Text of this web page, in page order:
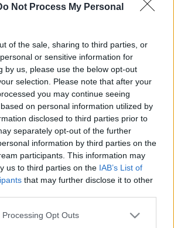
Not Process My Personal
of the sale, sharing to third parties, or
or sensitive information for
by us, please use the below opt-out
selection. Please note that after your
you may continue seeing
on personal information utilized by
disclosed to third parties prior to
separately opt-out of the further
information by third parties on the
participants. This information may
us to third parties on the IAB’s List of
that may further disclose it to other
website/app uses one or more Google
Opt Outs
tíz ember meghalt, több mint
ÉLETFOGYTIG TARTÓ
KAPOTT A BŐNYI
másodfokon a Győri Ítélőtábla tárgyalta.
ÍTÉLTEK EL ADÓCSALÁS
AZ ALSÓÚJLAKI FIATALT,
LOPOTT AUTÓT
küzd az elítélt.